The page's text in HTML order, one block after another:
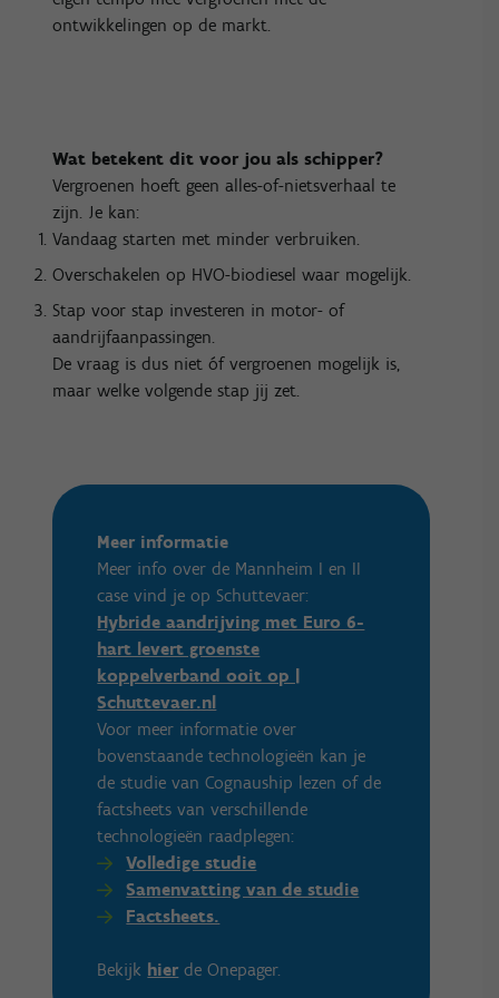
ontwikkelingen op de markt.
Wat betekent dit voor jou als schipper?
Vergroenen hoeft geen alles-of-nietsverhaal te
zijn. Je kan:
Vandaag starten met minder verbruiken.
Overschakelen op HVO-biodiesel waar mogelijk.
Stap voor stap investeren in motor- of
aandrijfaanpassingen.
De vraag is dus niet óf vergroenen mogelijk is,
maar welke volgende stap jij zet.
Meer informatie
Meer info over de Mannheim I en II
case vind je op Schuttevaer:
Hybride aandrijving met Euro 6-
hart levert groenste
koppelverband ooit op |
Schuttevaer.nl
Voor meer informatie over
bovenstaande technologieën kan je
de studie van Cognauship lezen of de
factsheets van verschillende
technologieën raadplegen:
Volledige studie
Samenvatting van de studie
Factsheets.
Bekijk hier de Onepager.